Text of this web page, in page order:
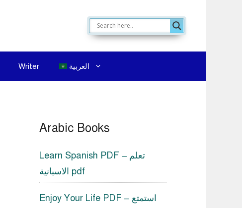
Writer العربية
Arabic Books
Learn Spanish PDF – تعلم
الاسبانية pdf
Enjoy Your Life PDF – استمتع